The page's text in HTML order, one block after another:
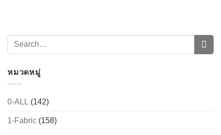
หมวดหมู่
0-ALL (142)
1-Fabric (158)